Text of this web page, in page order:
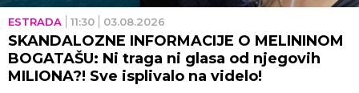
ESTRADA 11:30 03.08.2026
SKANDALOZNE INFORMACIJE O MELININOM
BOGATAŠU: Ni traga ni glasa od njegovih
MILIONA?! Sve isplivalo na videlo!